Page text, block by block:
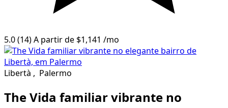
5.0(14)A partir de $1,141 /mo
Libertà , Palermo
The Vida familiar vibrante no